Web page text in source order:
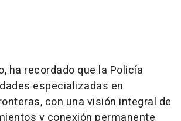
ha recordado que la Policía
especializadas en
con una visión integral de